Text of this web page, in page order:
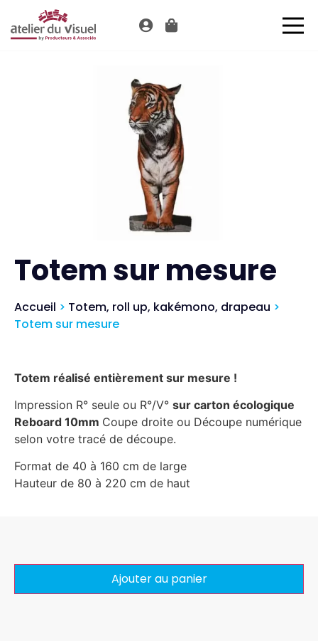
Totem sur mesure
Accueil > Totem, roll up, kakémono, drapeau >
Totem sur mesure
Totem réalisé entièrement sur mesure !
Impression R° seule ou R°/V° sur carton écologique
Reboard 10mm Coupe droite ou Découpe numérique
selon votre tracé de découpe.
Format de 40 à 160 cm de large
Hauteur de 80 à 220 cm de haut
Ajouter au panier